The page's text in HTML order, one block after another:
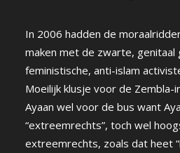
In 2006 hadden de
maken met de zwarte, genitaal
feministische, anti-islam
Moeilijk klusje voor de Zembla-
Ayaan wel voor de bus want
“extreemrechts”, toch wel
extreemrechts, zoals dat heet